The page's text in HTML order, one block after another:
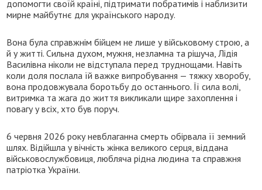
допомогти своїй країні, підтримати побратимів і наблизити
мирне майбутнє для українського народу.
Вона була справжнім бійцем не лише у військовому строю, а
й у житті. Сильна духом, мужня, незламна та рішуча, Лідія
Василівна ніколи не відступала перед труднощами. Навіть
коли доля послала їй важке випробування — тяжку хворобу,
вона продовжувала боротьбу до останнього. Її сила волі,
витримка та жага до життя викликали щире захоплення і
повагу у всіх, хто був поруч.
6 червня 2026 року невблаганна смерть обірвала її земний
шлях. Відійшла у вічність жінка великого серця, віддана
військовослужбовиця, любляча рідна людина та справжня
патріотка України.